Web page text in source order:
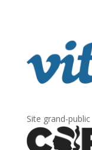
Site grand-public